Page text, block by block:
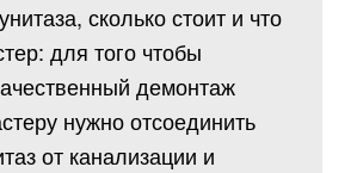
сколько стоит и что
для того чтобы
демонтаж
нужно отсоединить
от канализации и